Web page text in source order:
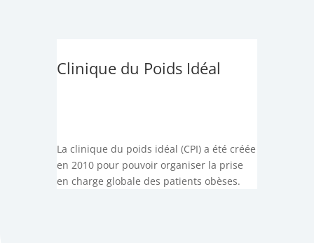
Clinique du Poids Idéal
La clinique du poids idéal (CPI) a été créée
en 2010 pour pouvoir organiser la prise
en charge globale des patients obèses.